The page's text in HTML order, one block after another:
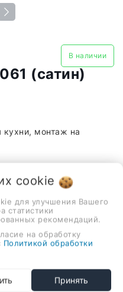
В наличии
(сатин)
монтаж на
Отзывы
кухни, монтаж на
cookie
для улучшения Вашего
статистики
рекомендаций.
на обработку
Политикой обработки
Принять